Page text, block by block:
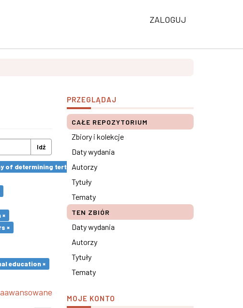
ZALOGUJ
Idź
determining tertiary education results ×
×
×
education ×
PRZEGLĄDAJ
CAŁE REPOZYTORIUM
Zbiory i kolekcje
Daty wydania
Autorzy
Tytuły
Tematy
TEN ZBIÓR
Daty wydania
Autorzy
Tytuły
Tematy
MOJE KONTO